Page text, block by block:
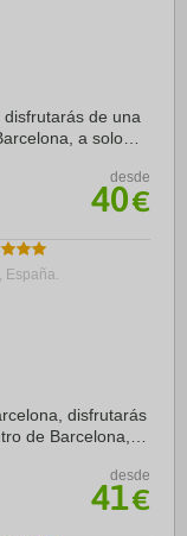
de una
a solo
desde
40€
España.
disfrutarás
de Barcelona, a
desde
41€